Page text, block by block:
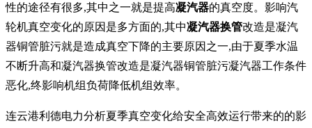
性的途径有很多,其中之一就是提高凝汽器的真空度。影响汽
轮机真空变化的原因是多方面的,其中凝汽器换管改造是凝汽
器铜管脏污就是造成真空下降的主要原因之一,由于夏季水温
不断升高和凝汽器换管改造是凝汽器铜管脏污凝汽器工作条件
恶化,终影响机组负荷降低机组效率。
连云港利德电力分析夏季真空变化给安全高效运行带来的的影